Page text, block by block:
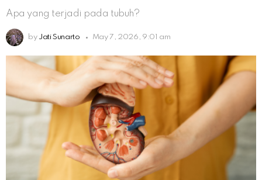
Apa yang terjadi pada tubuh?
by Jati Sunarto May 7, 2026, 9:01 am